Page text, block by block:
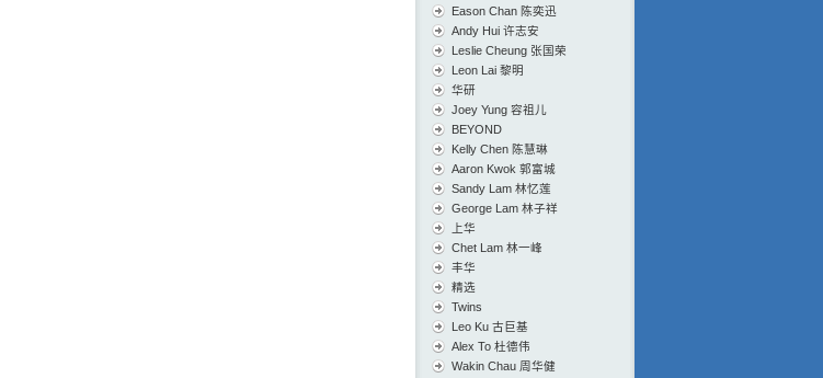
Eason Chan 陈奕迅
Andy Hui 许志安
Leslie Cheung 张国荣
Leon Lai 黎明
华研
Joey Yung 容祖儿
BEYOND
Kelly Chen 陈慧琳
Aaron Kwok 郭富城
Sandy Lam 林忆莲
George Lam 林子祥
上华
Chet Lam 林一峰
丰华
精选
Twins
Leo Ku 古巨基
Alex To 杜德伟
Wakin Chau 周华健